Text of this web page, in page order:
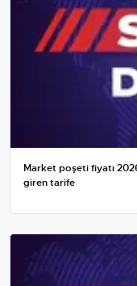
Market poşeti fiyatı
giren tarife